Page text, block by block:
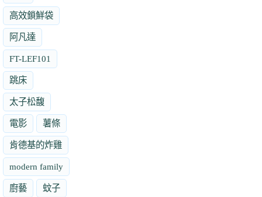
高效鎖鮮袋
阿凡達
FT-LEF101
跳床
太子松馥
電影 薯條
肯德基的炸雞
modern family
廚藝 蚊子